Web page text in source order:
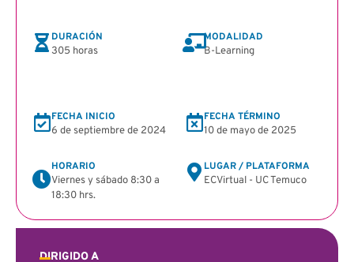
DURACIÓN
305 horas
MODALIDAD
B-Learning
FECHA INICIO
6 de septiembre de 2024
FECHA TÉRMINO
10 de mayo de 2025
HORARIO
Viernes y sábado 8:30 a
18:30 hrs.
LUGAR / PLATAFORMA
ECVirtual - UC Temuco
DIRIGIDO A